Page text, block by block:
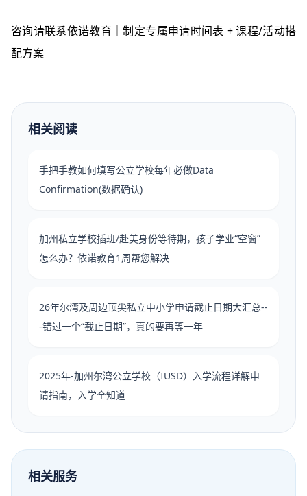
咨询请联系依诺教育｜制定专属申请时间表 +课程/活动搭
配方案
相关阅读
手把手教如何填写公立学校每年必做Data
Confirmation(数据确认)
加州私立学校插班/赴美身份等待期，孩子学业“空窗”
怎么办？依诺教育1周帮您解决
26年尔湾及周边顶尖私立中小学申请截止日期大汇总--
-错过一个“截止日期”，真的要再等一年
2025年-加州尔湾公立学校（IUSD）入学流程详解申
请指南，入学全知道
相关服务